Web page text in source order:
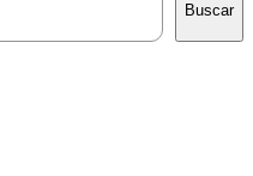
Buscar